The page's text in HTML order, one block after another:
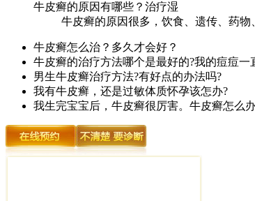
牛皮癣的原因有哪些？治疗湿
牛皮癣的原因很多，饮食、遗传、药
牛皮癣怎么治？多久才会好？
牛皮癣的治疗方法哪个是最好的?我的痘痘一
男生牛皮癣治疗方法?有好点的办法吗?
我有牛皮癣，还是过敏体质怀孕该怎办?
我生完宝宝后，牛皮癣很厉害。牛皮癣怎么